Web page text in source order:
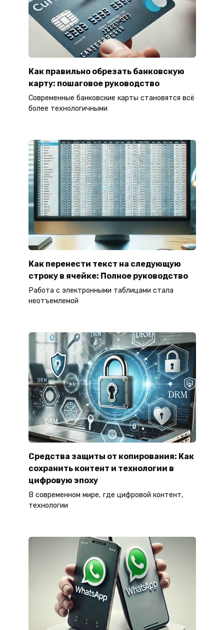
Как правильно обрезать банковскую
карту: пошаговое руководство
Современные банковские карты становятся всё
более технологичными
Как перенести текст на следующую
строку в ячейке: Полное руководство
Работа с электронными таблицами стала
неотъемлемой
Средства защиты от копирования: Как
сохранить контент и технологии в
цифровую эпоху
В современном мире, где цифровой контент,
технологии